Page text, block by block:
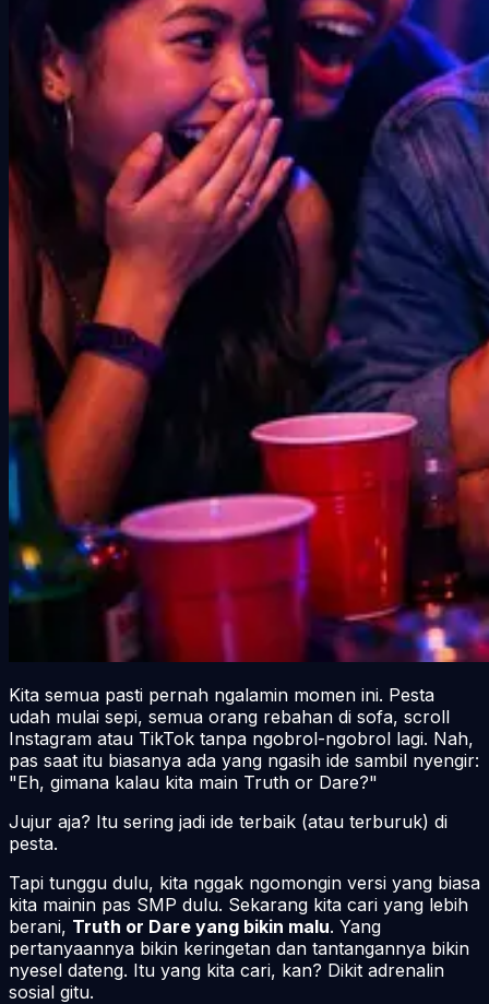
Kita semua pasti pernah ngalamin momen ini. Pesta
udah mulai sepi, semua orang rebahan di sofa, scroll
Instagram atau TikTok tanpa ngobrol-ngobrol lagi. Nah,
pas saat itu biasanya ada yang ngasih ide sambil nyengir:
"Eh, gimana kalau kita main Truth or Dare?"
Jujur aja? Itu sering jadi ide terbaik (atau terburuk) di
pesta.
Tapi tunggu dulu, kita nggak ngomongin versi yang biasa
kita mainin pas SMP dulu. Sekarang kita cari yang lebih
berani, Truth or Dare yang bikin malu. Yang
pertanyaannya bikin keringetan dan tantangannya bikin
nyesel dateng. Itu yang kita cari, kan? Dikit adrenalin
sosial gitu.